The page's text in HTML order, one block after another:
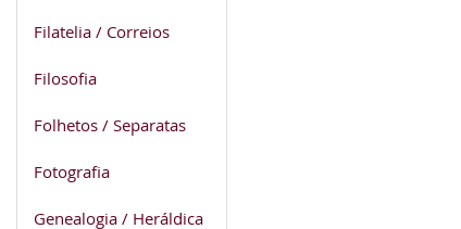
Filatelia / Correios
Filosofia
Folhetos / Separatas
Fotografia
Genealogia / Heráldica